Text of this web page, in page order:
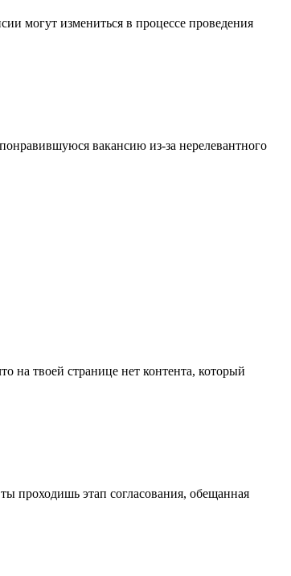
могут измениться в процессе проведения
вакансию из-за нерелевантного
на твоей странице нет контента, который
проходишь этап согласования, обещанная